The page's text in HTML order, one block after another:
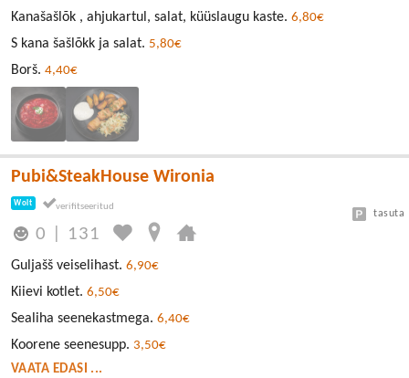
Kanašašlõk , ahjukartul, salat, küüslaugu kaste. 6,80€
S kana šašlõkk ja salat. 5,80€
Borš. 4,40€
Pubi&SteakHouse Wironia
Wolt
0 131
tasuta
Guljašš veiselihast. 6,90€
Kiievi kotlet. 6,50€
Sealiha seenekastmega. 6,40€
Koorene seenesupp. 3,50€
VAATA EDASI ...